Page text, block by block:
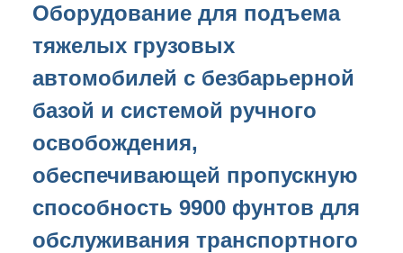
Оборудование для подъема
тяжелых грузовых
автомобилей с безбарьерной
базой и системой ручного
освобождения,
обеспечивающей пропускную
способность 9900 фунтов для
обслуживания транспортного